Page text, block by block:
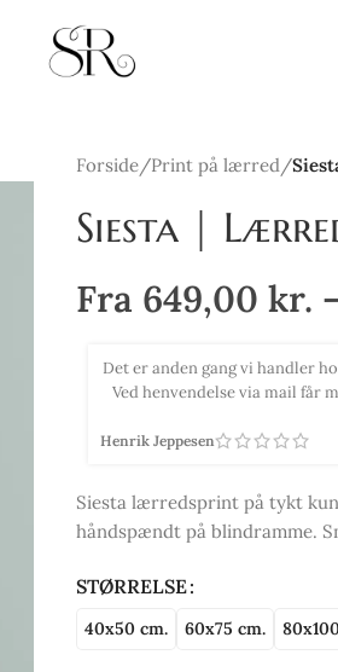
Forside/Print på lærred/
Siesta |
Fra 649,00 kr.
Købte 2 smukke print med
efter de 2 billeder kom op,
Tina Selsmark
Siesta lærredsprint på tykt
håndspændt på blindramme.
STØRRELSE
40x50 cm. 60x75 cm.